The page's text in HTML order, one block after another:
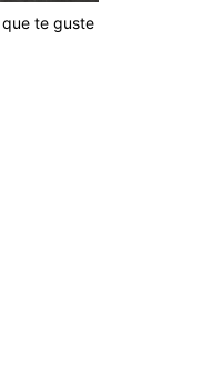
que te guste